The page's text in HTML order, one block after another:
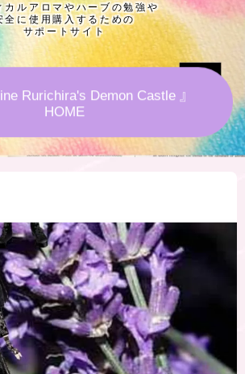
αクイズ
向チェック
地楽の主な活動先リンク集
カルアロマやハーブの勉強や
全に使用購入するための
サポートサイト
Rurichira's Demon Castle 』
HOME